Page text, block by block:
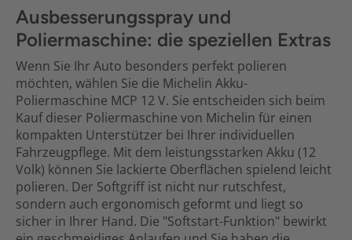
Ausbesserungsspray und
Poliermaschine: die speziellen Extras
Wenn Sie Ihr Auto besonders perfekt polieren
möchten, wählen Sie die Michelin Akku-
Poliermaschine MCP 12 V. Sie entscheiden sich beim
Kauf dieser Poliermaschine von Michelin für einen
kompakten Unterstützer bei Ihrer individuellen
Fahrzeugpflege. Mit dem leistungsstarken Akku (12
Volk) können Sie lackierte Oberflächen spielend leicht
polieren. Der Softgriff ist nicht nur rutschfest,
sondern auch ergonomisch geformt und liegt so
sicher in Ihrer Hand. Die "Softstart-Funktion" bewirkt